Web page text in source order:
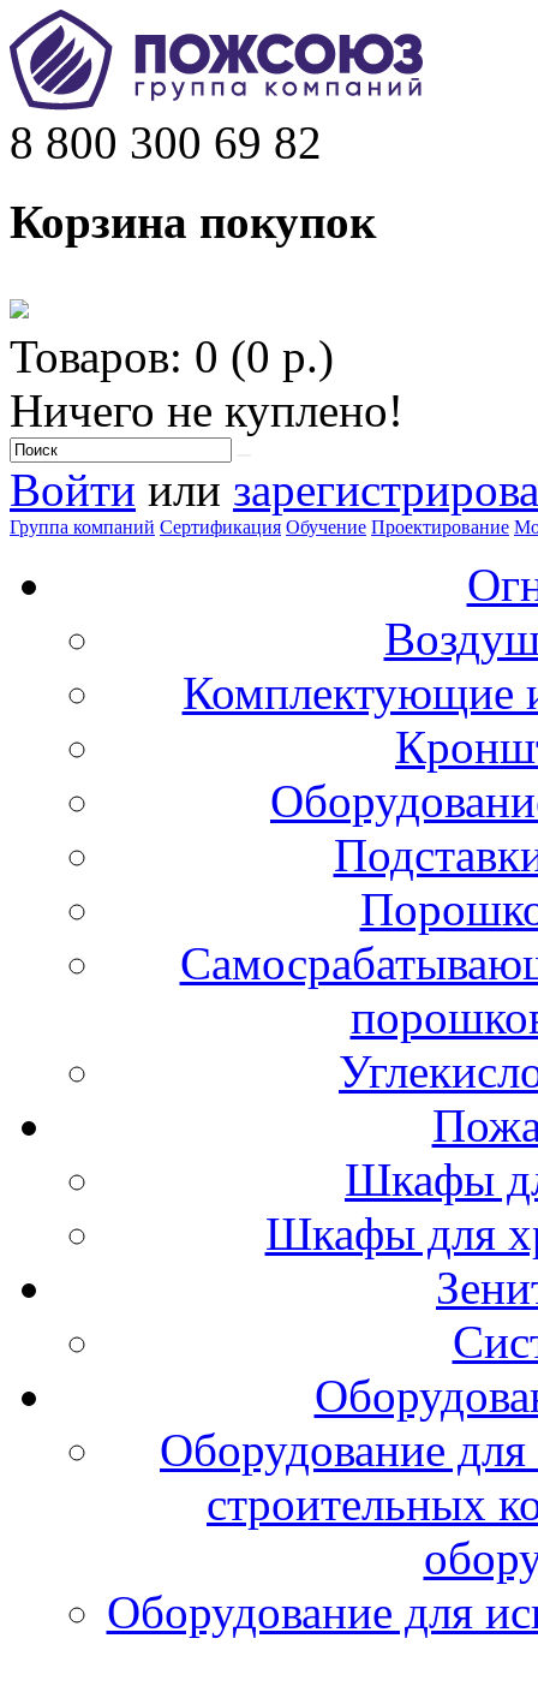
8 800 300 69 82
Корзина покупок
Товаров: 0 (0 р.)
Ничего не куплено!
Войти или
Группа компаний Сертификация Обучение Проектирование
Комплектующие
Шкафы
Шкафы для
Оборудование
строительных
Оборудование для